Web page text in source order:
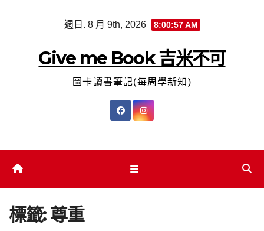
週日. 8 月 9th, 2026 8:00:58 AM
Give me Book 吉米不可
圖卡讀書筆記(每周學新知)
標籤:尊重